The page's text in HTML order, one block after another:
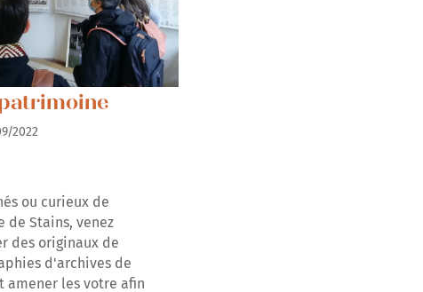
2022
ou curieux de
de Stains, venez
des originaux de
d'archives de
amener les votre afin